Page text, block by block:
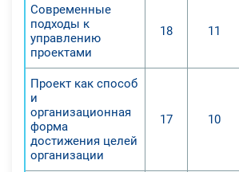
Современные
подходы к
управлению
проектами
18 11
Проект как способ
и
организационная
форма
достижения целей
организации
17 10